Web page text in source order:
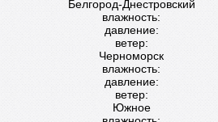
Белгород-Днестровский
влажность:
давление:
ветер:
Черноморск
влажность:
давление:
ветер:
Южное